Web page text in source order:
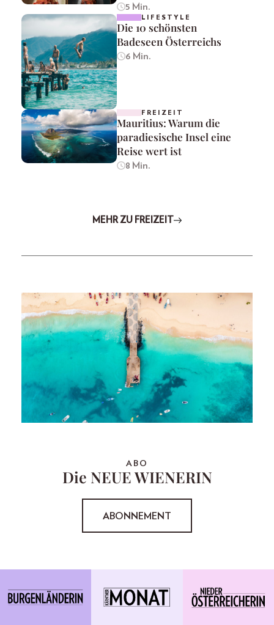
5 Min.
LIFESTYLE
Die 10 schönsten
Badeseen Österreichs
6 Min.
FREIZEIT
Mauritius: Warum die
paradiesische Insel eine
Reise wert ist
8 Min.
MEHR ZU FREIZEIT
ABO
Die NEUE WIENERIN
ABONNEMENT